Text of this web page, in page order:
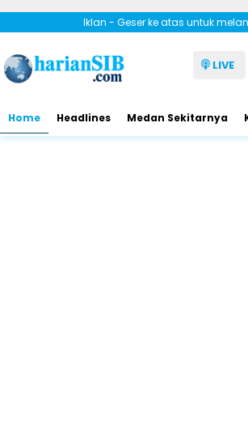
Iklan - Geser ke atas untuk
LIVE
Home Headlines Medan Sekitarnya